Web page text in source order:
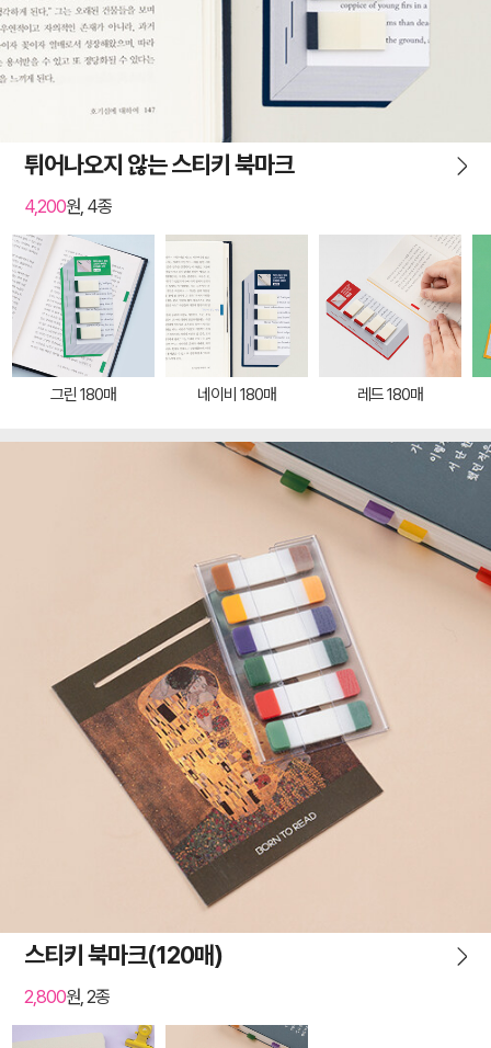
튀어나오지 않는 스티키 북마크
4,200원, 4종
그린 180매 네이비 180매 레드 180매
스티키 북마크(120매)
2,800원, 2종